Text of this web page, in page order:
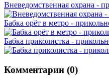
Вневедомственная охрана -
Бабка орёт в метро -
Бабка приколистка -
Комментарии (0)